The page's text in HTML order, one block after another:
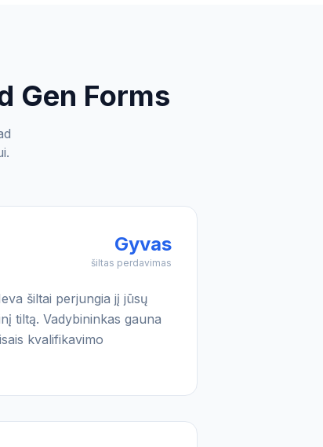
Gen Forms
Gyvas
šiltas perdavimas
šiltai perjungia jį jūsų
tiltą. Vadybininkas gauna
kvalifikavimo